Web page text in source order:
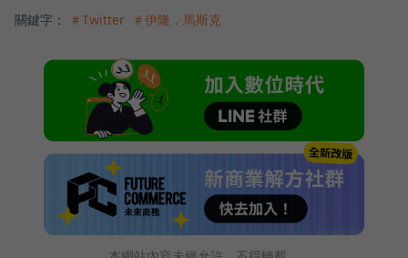
關鍵字： ＃Twitter ＃伊隆．馬斯克